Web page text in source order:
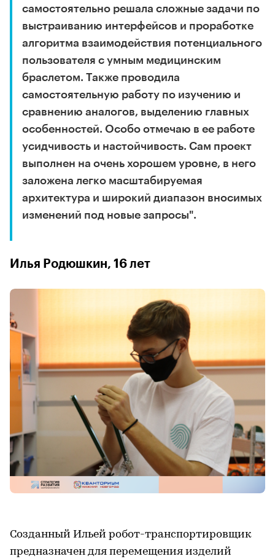
самостоятельно решала сложные задачи по
выстраиванию интерфейсов и проработке
алгоритма взаимодействия потенциального
пользователя с умным медицинским
браслетом. Также проводила
самостоятельную работу по изучению и
сравнению аналогов, выделению главных
особенностей. Особо отмечаю в ее работе
усидчивость и настойчивость. Сам проект
выполнен на очень хорошем уровне, в него
заложена легко масштабируемая
архитектура и широкий диапазон вносимых
изменений под новые запросы".
Илья Родюшкин, 16 лет
Созданный Ильей робот-транспортировщик
предназначен для перемещения изделий